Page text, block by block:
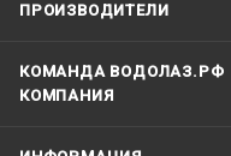
ПРОИЗВОДИТЕЛИ
КОМАНДА ВОДОЛАЗ.РФ
КОМПАНИЯ